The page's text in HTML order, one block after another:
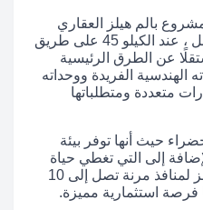
بالم هيلز العقاري
سكنيًا مميزًا في مدينة المستقبل ، عند الكيلو 45 على طريق
عن الطرق الرئيسية
الهندسية الفريدة ووحداته
متعددة ومتطلباتها
حيث أنها توفر بيئة
إلى التي تغطي حياة
لحوم بأكملها. كما تقدم بالم هيلز لمنافذ مرنة تصل إلى 10
استثمارية مميزة.